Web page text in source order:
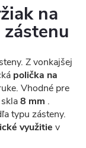
na
Z vonkajšej
polička na
Vhodné pre
8 mm .
typu zásteny.
využitie v